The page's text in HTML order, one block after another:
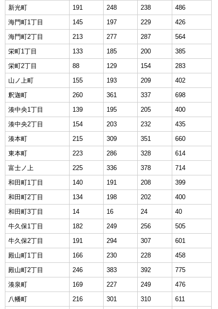
新光町 191 248 238
486
海門町1丁目
145 197 229
426
海門町2丁目
213 277 287
564
栄町1丁目
133 185 200
385
栄町2丁目
88 129 154
283
山ノ上町
155 193 209
402
釈迦町
260 361 337
698
湊中央1丁目
139 195 205
400
湊中央2丁目
154 203 232
435
湊本町
215 309 351
660
東本町
223 286 328
614
富士ノ上
225 336 378
714
和田町1丁目
140 191 208
399
和田町2丁目
134 198 202
400
和田町3丁目
14 16 24
40
牛久保1丁目
182 249 256
505
牛久保2丁目
191 294 307
601
殿山町1丁目
166 230 228
458
殿山町2丁目
246 383 392
775
湊泉町
169 227 249
476
八幡町
216 301 310
611